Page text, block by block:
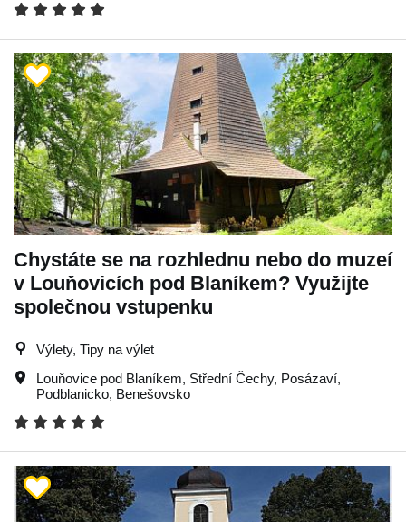
Chystáte se na rozhlednu nebo do muzeí
v Louňovicích pod Blaníkem? Využijte
společnou vstupenku
Výlety, Tipy na výlet
Louňovice pod Blaníkem, Střední Čechy, Posázaví,
Podblanicko, Benešovsko